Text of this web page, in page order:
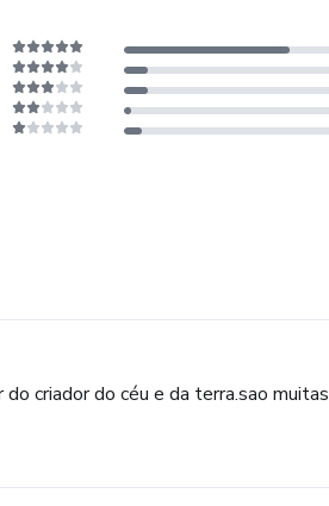
criador do céu e da terra.sao muitas